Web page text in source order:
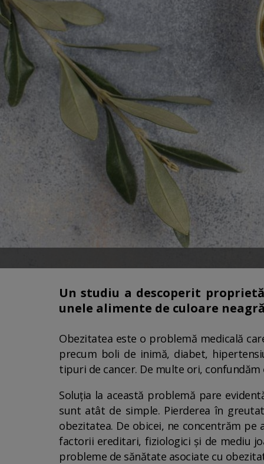
Un studiu a descoperit
unele alimente de culoare
Obezitatea este o problemă medicală
precum boli de inimă, diabet,
tipuri de cancer. De multe ori,
Soluția la această problemă pare
sunt atât de simple. Pierderea în
obezitatea. De obicei, ne concentrăm
factorii ereditari, fiziologici și de mediu
probleme de sănătate asociate cu